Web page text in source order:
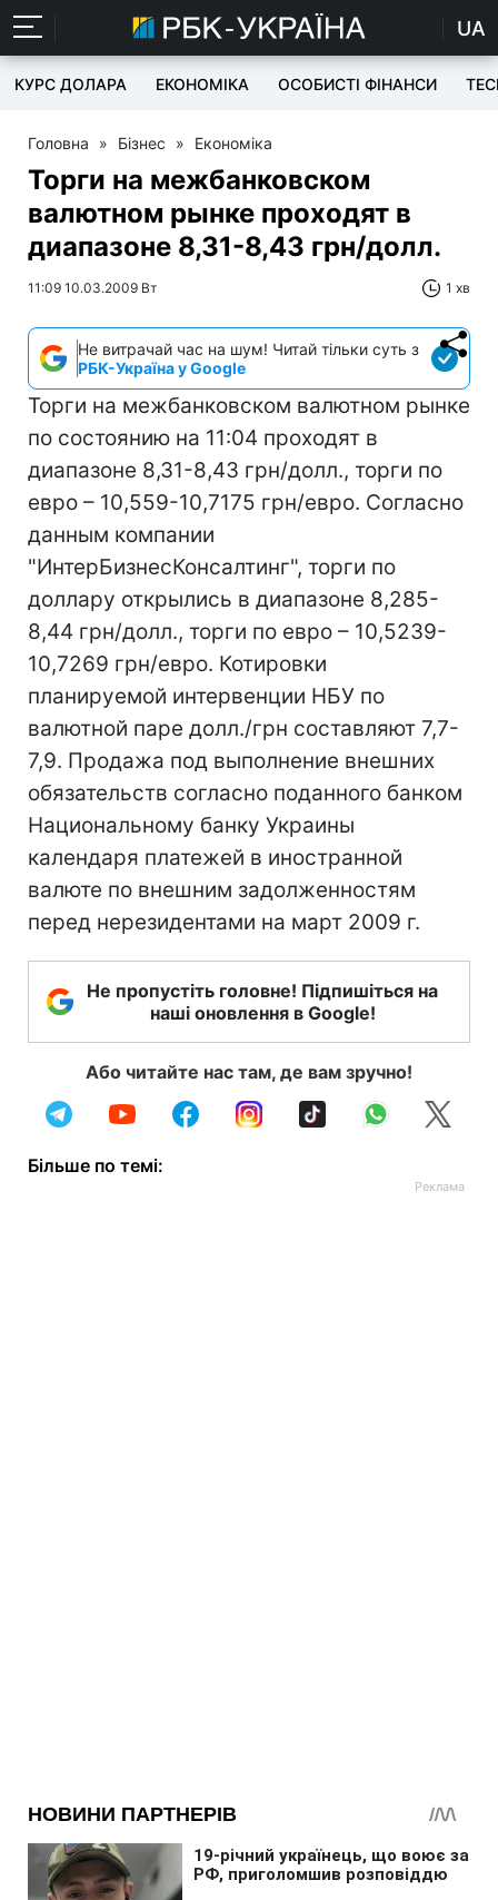
UA
КУРС ДОЛАРА ЕКОНОМІКА ОСОБИСТІ ФІНАНСИ
Головна » Бізнес » Економіка
Торги на межбанковском
валютном рынке проходят в
диапазоне 8,31-8,43 грн/долл.
11:09 10.03.2009 Вт 1 хв
Не витрачай час на шум! Читай тільки суть з
РБК-Україна у Google
Торги на межбанковском валютном рынке
по состоянию на 11:04 проходят в
диапазоне 8,31-8,43 грн/долл., торги по
евро – 10,559-10,7175 грн/евро. Согласно
данным компании
"ИнтерБизнесКонсалтинг", торги по
доллару открылись в диапазоне 8,285-
8,44 грн/долл., торги по евро – 10,5239-
10,7269 грн/евро. Котировки
планируемой интервенции НБУ по
валютной паре долл./грн составляют 7,7-
7,9. Продажа под выполнение внешних
обязательств согласно поданного банком
Национальному банку Украины
календаря платежей в иностранной
валюте по внешним задолженностям
перед нерезидентами на март 2009 г.
Не пропустіть головне! Підпишіться на
наші оновлення в Google!
Або читайте нас там, де вам зручно!
Більше по темі: